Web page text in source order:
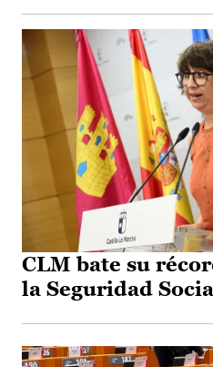
CLM bate su
la Seguridad